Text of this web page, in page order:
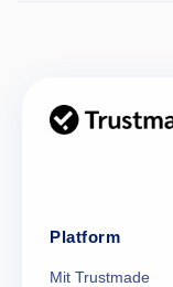
Platform
Mit Trustmade